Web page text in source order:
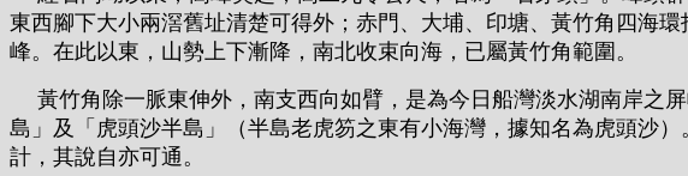
東西腳下大小兩滘舊址清楚可得外；赤門、大埔、印塘、黃竹角四海
峰。在此以東，山勢上下漸降，南北收束向海，已屬黃竹角範圍。
黃竹角除一脈東伸外，南支西向如臂，是為今日船灣淡水湖南岸之
島」及「虎頭沙半島」（半島老虎笏之東有小海灣，據知名為虎頭沙
計，其說自亦可通。